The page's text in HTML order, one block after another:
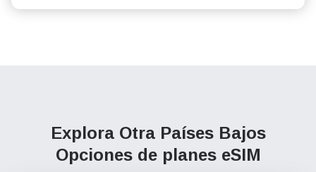
Explora Otra Países Bajos
Opciones de planes eSIM